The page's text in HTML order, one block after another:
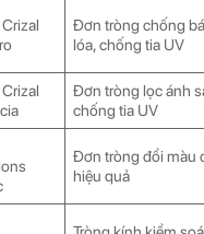
Đơn tròng chống
lóa, chống tia UV
Đơn tròng lọc ánh
chống tia UV
Đơn tròng đổi màu
hiệu quả